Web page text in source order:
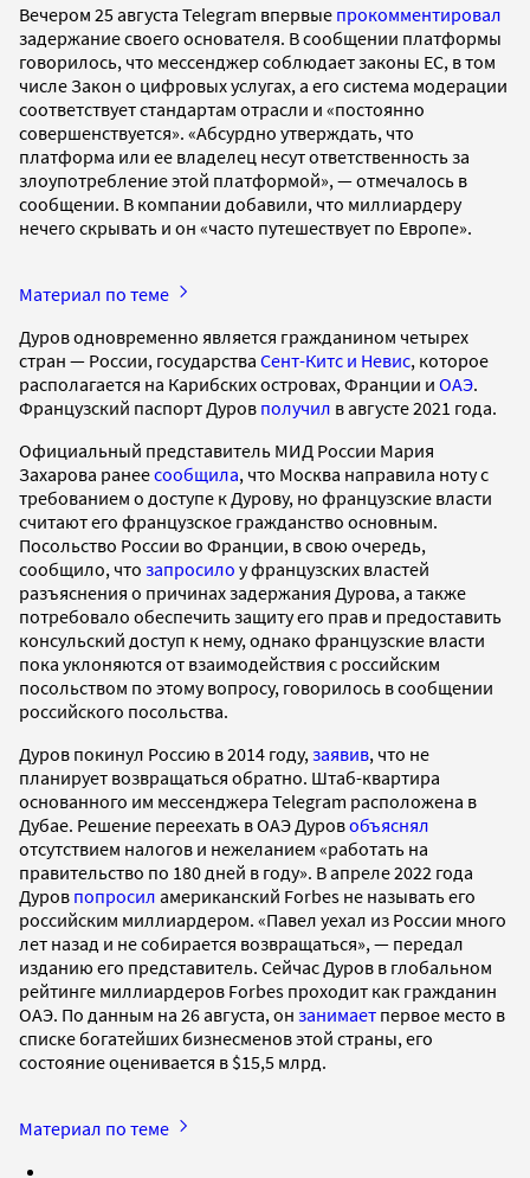
Вечером 25 августа Telegram впервые прокомментировал
задержание своего основателя. В сообщении платформы
говорилось, что мессенджер соблюдает законы ЕС, в том
числе Закон о цифровых услугах, а его система модерации
соответствует стандартам отрасли и «постоянно
совершенствуется». «Абсурдно утверждать, что
платформа или ее владелец несут ответственность за
злоупотребление этой платформой», — отмечалось в
сообщении. В компании добавили, что миллиардеру
нечего скрывать и он «часто путешествует по Европе».
Материал по теме
Дуров одновременно является гражданином четырех
стран — России, государства Сент-Китс и Невис, которое
располагается на Карибских островах, Франции и ОАЭ.
Французский паспорт Дуров получил в августе 2021 года.
Официальный представитель МИД России Мария
Захарова ранеесообщила, что Москва направила ноту с
требованием о доступе к Дурову, но французские власти
считают его французское гражданство основным.
Посольство России во Франции, в свою очередь,
сообщило, что запросило у французских властей
разъяснения о причинах задержания Дурова, а также
потребовало обеспечить защиту его прав и предоставить
консульский доступ к нему, однако французские власти
пока уклоняются от взаимодействия с российским
посольством по этому вопросу, говорилось в сообщении
российского посольства.
Дуров покинул Россию в 2014 году, заявив, что не
планирует возвращаться обратно. Штаб-квартира
основанного им мессенджера Telegram расположена в
Дубае. Решение переехать в ОАЭ Дуровобъяснял
отсутствием налогов и нежеланием «работать на
правительство по 180 дней в году». В апреле 2022 года
Дуров попросил американский Forbes не называть его
российским миллиардером. «Павел уехал из России много
лет назад и не собирается возвращаться», — передал
изданию его представитель. Сейчас Дуров в глобальном
рейтинге миллиардеров Forbes проходит как гражданин
ОАЭ. По данным на 26 августа, он занимает первое место в
списке богатейших бизнесменов этой страны, его
состояние оценивается в $15,5 млрд.
Материал по теме